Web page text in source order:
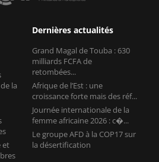
la
et
Dernières actualités
Grand Magal de Touba : 630
milliards FCFA de
retombées...
Afrique de l’Est : une
croissance forte mais des réf...
Journée internationale de la
femme africaine 2026 : c�...
Le groupe AFD à la COP17 sur
la désertification